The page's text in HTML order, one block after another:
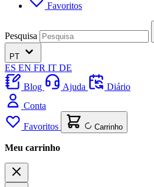
Favoritos
Pesquisa
PT
ES EN FR IT DE
Blog
Ajuda
Diário
Conta
Favoritos Carrinho
Meu carrinho